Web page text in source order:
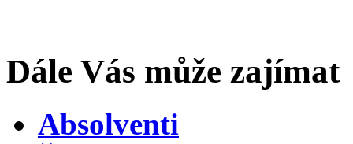
Dále Vás může zajímat
Absolventi